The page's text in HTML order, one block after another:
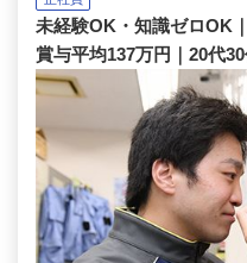
未経験OK・知識ゼロOK
賞与平均137万円｜20代